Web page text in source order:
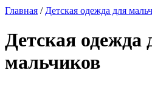
Главная / Детская одежда для
Детская одежда
мальчиков